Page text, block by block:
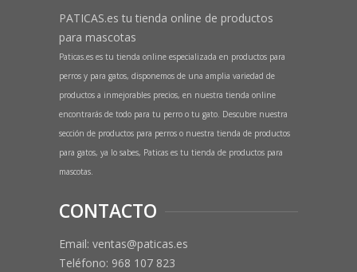
PATICAS.es tu tienda online de productos
para mascotas
Paticas.es es tu tienda online especializada en productos para
perros y para gatos, disponemos de una amplia variedad de
productos a inmejorables precios, en nuestra tienda online
encontrarás de todo para tu perro o tu gato. Descubre nuestra
sección de productos para perros o nuestra tienda de productos
para gatos, ya lo sabes, Paticas es tu tienda de productos para
mascotas.
CONTACTO
Email: ventas@paticas.es
Teléfono: 968 107 823